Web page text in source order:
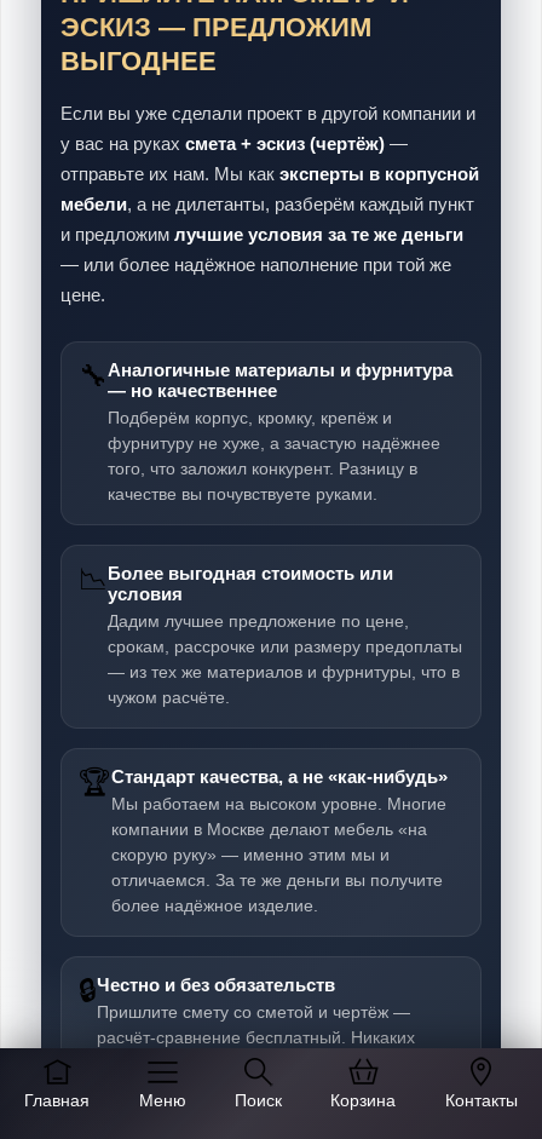
Главная Меню Поиск Корзина Контакты
ЭСКИЗ — ПРЕДЛОЖИМ
ВЫГОДНЕЕ
Если вы уже сделали проект в другой компании и
у вас на руках смета + эскиз (чертёж) —
отправьте их нам. Мы как эксперты в корпусной
мебели, а не дилетанты, разберём каждый пункт
и предложим лучшие условия за те же деньги
— или более надёжное наполнение при той же
цене.
🔧Аналогичные материалы и фурнитура
— но качественнее
Подберём корпус, кромку, крепёж и
фурнитуру не хуже, а зачастую надёжнее
того, что заложил конкурент. Разницу в
качестве вы почувствуете руками.
📉Более выгодная стоимость или
условия
Дадим лучшее предложение по цене,
срокам, рассрочке или размеру предоплаты
— из тех же материалов и фурнитуры, что в
чужом расчёте.
🏆Стандарт качества, а не «как-нибудь»
Мы работаем на высоком уровне. Многие
компании в Москве делают мебель «на
скорую руку» — именно этим мы и
отличаемся. За те же деньги вы получите
более надёжное изделие.
🔒Честно и без обязательств
Пришлите смету со сметой и чертёж —
расчёт-сравнение бесплатный. Никаких
навязываний: вы просто увидите, где можно
сделать лучше.